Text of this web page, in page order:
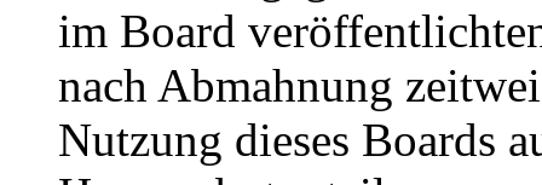
im Board
nach Abmahnung
Nutzung dieses Boards